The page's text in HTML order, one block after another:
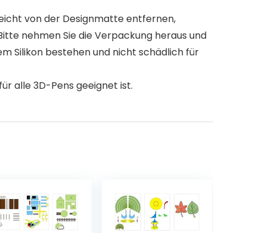
von der Designmatte entfernen,
nehmen Sie die Verpackung heraus und
Silikon bestehen und nicht schädlich für
alle 3D-Pens geeignet ist.